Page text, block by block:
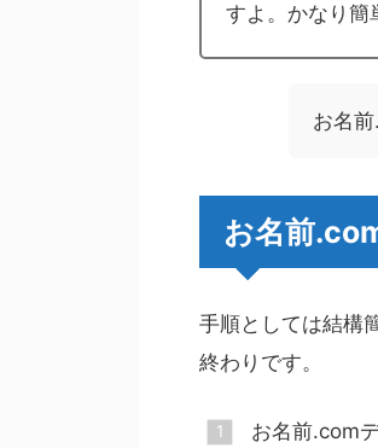
すよ。かなり簡
お名
お名前
手順としては結構
終わりです。
お名前.com